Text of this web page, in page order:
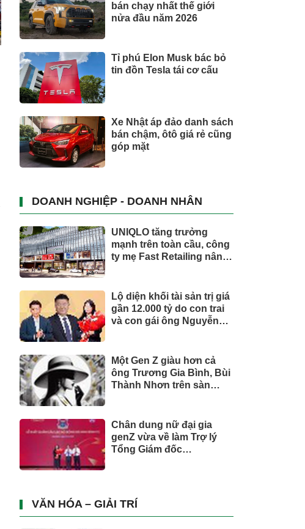
bán chạy nhất thế giới
nửa đầu năm 2026
Tỉ phú Elon Musk bác bỏ
tin đồn Tesla tái cơ cấu
Xe Nhật áp đảo danh sách
bán chậm, ôtô giá rẻ cũng
góp mặt
DOANH NGHIỆP - DOANH NHÂN
UNIQLO tăng trưởng
mạnh trên toàn cầu, công
ty mẹ Fast Retailing nâng
Lộ diện khối tài sản trị giá
gần 12.000 tỷ do con trai
và con gái ông Nguyễn
Một Gen Z giàu hơn cả
ông Trương Gia Bình, Bùi
Thành Nhơn trên sàn
Chân dung nữ đại gia
genZ vừa về làm Trợ lý
Tổng Giám đốc
trụ, nắm giữ khối tài sản
hàng nghìn tỷ
VĂN HÓA – GIẢI TRÍ